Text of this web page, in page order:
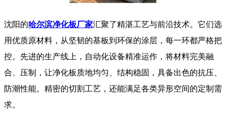
沈阳的哈尔滨净化板厂家汇聚了精湛工艺与前沿技术。它们选
用优质原材料，从坚韧的基板到环保的涂层，每一环都严格把
控。先进的生产线上，自动化设备精准运作，将材料完美融
合、压制，让净化板质地均匀、结构稳固，具备出色的抗压、
防潮性能。精密的切割工艺，还能满足各类异形空间的定制需
求。